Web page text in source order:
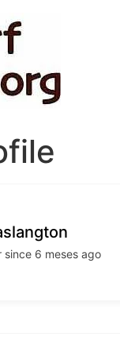
since 6 meses ago